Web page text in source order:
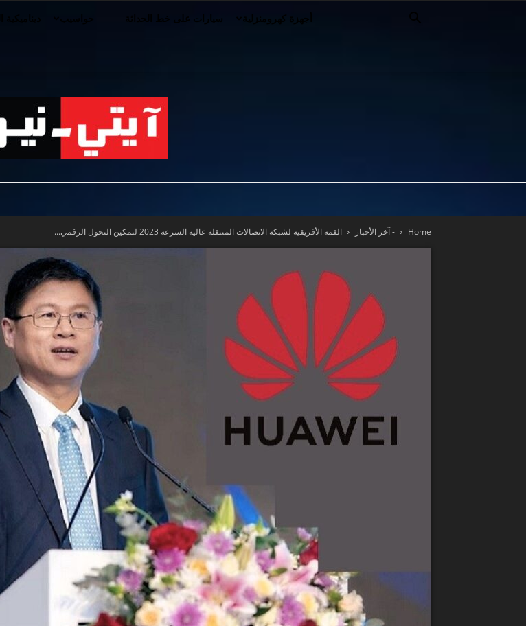
سيارات على خط الحداثة أجهزة كهرومنزلية
News
(arabic)
Home - آخر الأخبار القمة الأفريقية لشبكة الاتصالات المنتقلة عالية السرعة 2023 لتمكين التحول الرقمي...